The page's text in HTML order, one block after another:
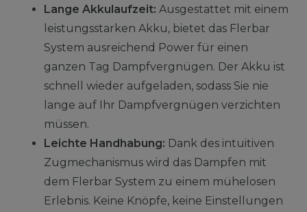
Lange Akkulaufzeit: Ausgestattet mit einem
leistungsstarken Akku, bietet das Flerbar
System ausreichend Power für einen
ganzen Tag Dampfvergnügen. Der Akku ist
schnell wieder aufgeladen, sodass Sie nie
lange auf Ihr Dampfvergnügen verzichten
müssen.
Leichte Handhabung: Dank des intuitiven
Zugmechanismus wird das Dampfen mit
dem Flerbar System zu einem mühelosen
Erlebnis. Keine Knöpfe, keine Einstellungen